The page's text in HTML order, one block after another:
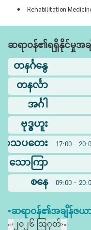
Rehabilitation
ဆရာဝန်၏ရရှိနိုင်မှုအခ
တနင်္ဂနွေ
တနင်္လာ
အင်္ဂါ
ဗုဒ္ဓဟူး
ာသပတေး
17:00 -
သောကြာ
စနေ
09:00 -
*ဆရာဝန်၏အချိန်ဇယ
«‹ ၂၀၂၆ ဩဂုတ်›»